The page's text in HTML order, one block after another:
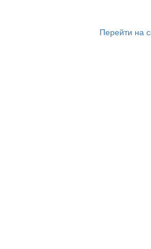
Перейти на